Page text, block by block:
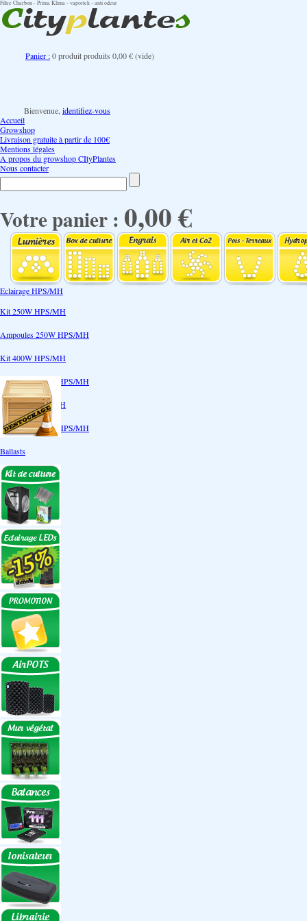
Filtre Charbon - Prima Klima - vaportek - anti odeur
Panier :0produitproduits 0,00 €(vide)
Bienvenue, identifiez-vous
Accueil
Growshop
Livraison gratuite à partir de 100€
Mentions légales
A propos du growshop CItyPlantes
Nous contacter
Votre panier : 0,00 €
Eclairage HPS/MH
Kit 250W HPS/MH
Ampoules 250W HPS/MH
Kit 400W HPS/MH
Ampoules 400W HPS/MH
Kit 600W HPS/MH
Ampoules 600W HPS/MH
Ballasts
Réflecteurs
CoolTube
Accessoires
Eclairages LEDs
Eclairages ECO
Kits ECO
Ampoules ECO
Réflecteurs ECO
Réflecteurs
Accessoires
Box Discount
Box par marque
Hortibox
Homebox
Dark Room II
GrowLab
Box par taille
Box 40 cm
Box 60 cm
Box 80-90 cm
Box 120 cm